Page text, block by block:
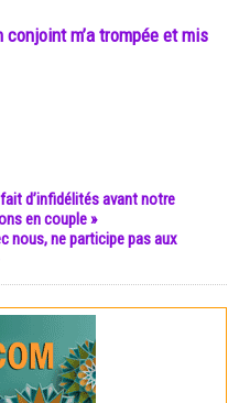
conjoint m’a trompée et mis
d’infidélités avant notre
en couple »
nous, ne participe pas aux